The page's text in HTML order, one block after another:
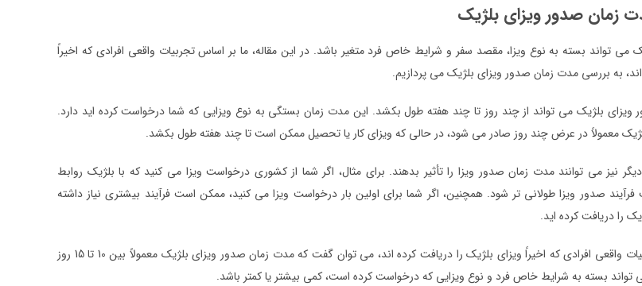
زمان صدور ویزای بلژیک
تواند بسته به نوع ویزا، مقصد سفر و شرایط خاص فرد متغیر باشد. در این مقاله، ما بر اساس تجربیات واقعی افرادی که اخیراً
به بررسی مدت زمان صدور ویزای بلژیک می پردازیم.
بلژیک می تواند از چند روز تا چند هفته طول بکشد. این مدت زمان بستگی به نوع ویزایی که شما درخواست کرده اید دارد.
معمولاً در عرض چند روز صادر می شود، در حالی که ویزای کار یا تحصیل ممکن است تا چند هفته طول بکشد.
نیز می توانند مدت زمان صدور ویزا را تأثیر بدهند. برای مثال، اگر شما از کشوری درخواست ویزا می کنید که با بلژیک روابط
صدور ویزا طولانی تر شود. همچنین، اگر شما برای اولین بار درخواست ویزا می کنید، ممکن است فرآیند بیشتری نیاز داشته
را دریافت کرده اید.
به طور خاص، بر اساس تجربیات واقعی افرادی که اخیراً ویزای بلژیک را دریافت کرده اند، می توان گفت که مدت زمان صدور ویزای بلژیک معمولاً بین 10 تا 15 روز
بسته به شرایط خاص فرد و نوع ویزایی که درخواست کرده است، کمی بیشتر یا کمتر باشد.